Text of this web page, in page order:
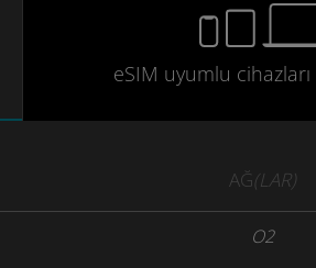
eSIM uyumlu cihazları
AĞ(LAR)
O2